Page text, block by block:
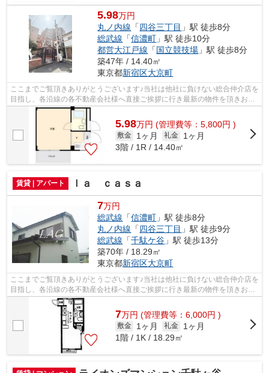
5.98万円
丸ノ内線 「四谷三丁目 」駅 徒歩8分
総武線 「信濃町 」駅 徒歩10分
都営大江戸線 「国立競技場 」駅 徒歩8分
築47年 / 14.40㎡
東京都新宿区大京町
ここまでご覧頂きありがとうございます♪当社は他社に負けない総合仲介店を
目指し、各沿線の各不動産会社様へ直接ご挨拶に行き最新の物件を頂きお客
様へ提供しております！最新の情報は...
5.98万円 (管理費等：5,800円 )
敷金 1ヶ月 礼金
1ヶ月
3階 / 1R / 14.40㎡
賃貸 | アパート ｌａ ｃａｓａ
7万円
総武線 「信濃町 」駅 徒歩8分
丸ノ内線 「四谷三丁目 」駅 徒歩9分
総武線 「千駄ケ谷 」駅 徒歩13分
築70年 / 18.29㎡
東京都新宿区大京町
ここまでご覧頂きありがとうございます♪当社は他社に負けない総合仲介店を
目指し、各沿線の各不動産会社様へ直接ご挨拶に行き最新の物件を頂きお客
様へ提供しております！最新の情報は...
7万円 (管理費等：6,000円 )
敷金 1ヶ月 礼金
1ヶ月
1階 / 1K / 18.29㎡